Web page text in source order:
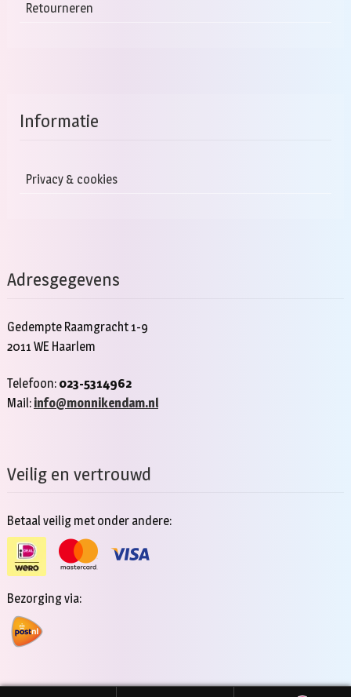
Retourneren
Informatie
Privacy & cookies
Adresgegevens
Gedempte Raamgracht 1-9
2011 WE Haarlem
Telefoon: 023-5314962
Mail: info@monnikendam.nl
Veilig en vertrouwd
Betaal veilig met onder andere:
Bezorging via: